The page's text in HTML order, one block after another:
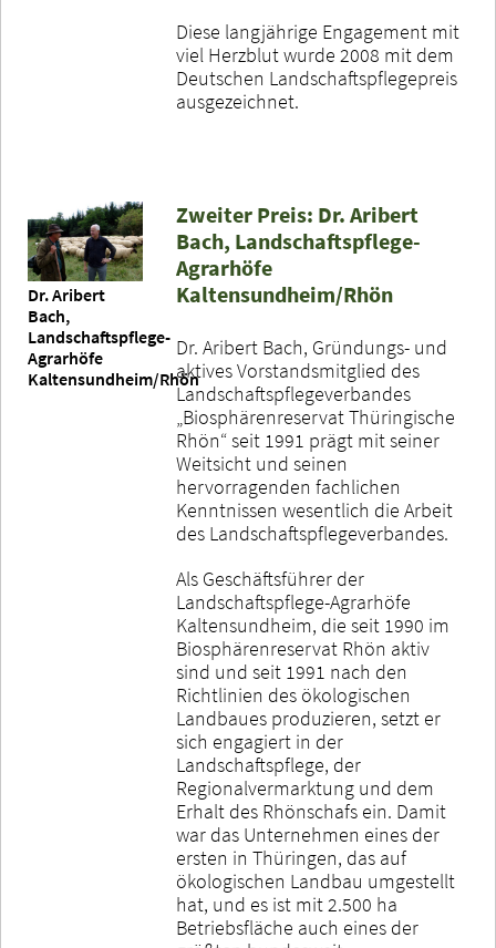
Diese langjährige Engagement mit
viel Herzblut wurde 2008 mit dem
Deutschen Landschaftspflegepreis
ausgezeichnet.
Dr. Aribert
Bach,
Landschaftspflege-
Agrarhöfe
Kaltensundheim/Rhön
Zweiter Preis: Dr. Aribert
Bach, Landschaftspflege-
Agrarhöfe
Kaltensundheim/Rhön
Dr. Aribert Bach, Gründungs- und
aktives Vorstandsmitglied des
Landschaftspflegeverbandes
„Biosphärenreservat Thüringische
Rhön“ seit 1991 prägt mit seiner
Weitsicht und seinen
hervorragenden fachlichen
Kenntnissen wesentlich die Arbeit
des Landschaftspflegeverbandes.
Als Geschäftsführer der
Landschaftspflege-Agrarhöfe
Kaltensundheim, die seit 1990 im
Biosphärenreservat Rhön aktiv
sind und seit 1991 nach den
Richtlinien des ökologischen
Landbaues produzieren, setzt er
sich engagiert in der
Landschaftspflege, der
Regionalvermarktung und dem
Erhalt des Rhönschafs ein. Damit
war das Unternehmen eines der
ersten in Thüringen, das auf
ökologischen Landbau umgestellt
hat, und es ist mit 2.500 ha
Betriebsfläche auch eines der